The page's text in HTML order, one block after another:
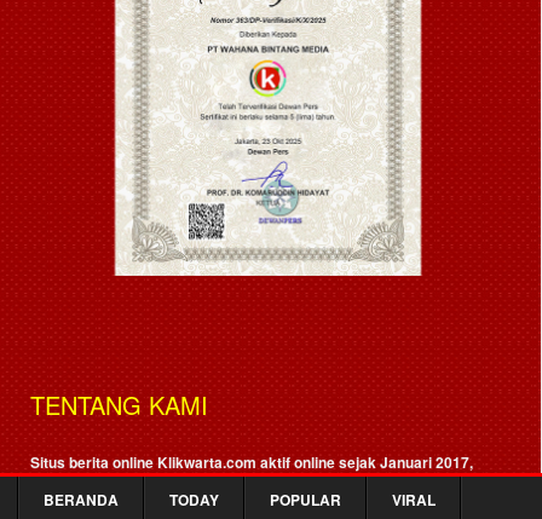
TENTANG KAMI
Situs berita online Klikwarta.com aktif online sejak Januari 2017,
media ini didirikan untuk menjawab kebutuhan informasi melalui dunia
cyber. Klikwarta.com dinaungi olehPT. Wahana Bintang Media
(Terverifikasi Faktual Dewan Pers) , Nomor : 363/DP-
BERANDA TODAY POPULAR VIRAL